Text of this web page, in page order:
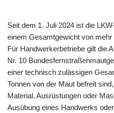
Seit dem 1. Juli 2024 ist die
einem Gesamtgewicht von mehr
Für Handwerkerbetriebe gilt die
Nr. 10
einer technisch zulässigen
Tonnen von der Maut befreit
Material, Ausrüstungen oder
Ausübung eines Handwerks